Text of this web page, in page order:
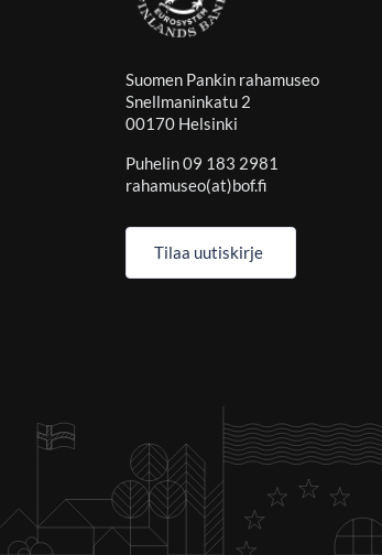
Suomen Pankin rahamuseo
Snellmaninkatu 2
00170 Helsinki
Puhelin 09 183 2981
rahamuseo(at)bof.fi
Tilaa uutiskirje